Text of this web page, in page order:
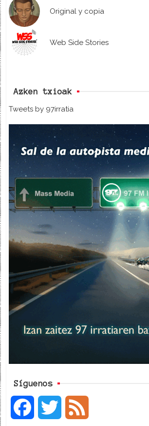
Original y copia
Web Side Stories
Azken txioak
Tweets by 97irratia
Síguenos